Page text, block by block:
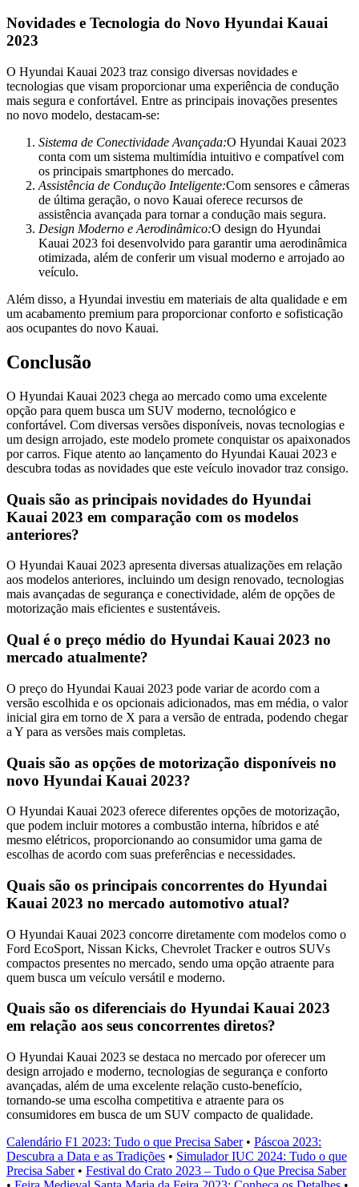
Novidades e Tecnologia do Novo Hyundai Kauai
2023
O Hyundai Kauai 2023 traz consigo diversas novidades e
tecnologias que visam proporcionar uma experiência de condução
mais segura e confortável. Entre as principais inovações presentes
no novo modelo, destacam-se:
Sistema de Conectividade Avançada:O Hyundai Kauai 2023
conta com um sistema multimídia intuitivo e compatível com
os principais smartphones do mercado.
Assistência de Condução Inteligente:Com sensores e câmeras
de última geração, o novo Kauai oferece recursos de
assistência avançada para tornar a condução mais segura.
Design Moderno e Aerodinâmico:O design do Hyundai
Kauai 2023 foi desenvolvido para garantir uma aerodinâmica
otimizada, além de conferir um visual moderno e arrojado ao
veículo.
Além disso, a Hyundai investiu em materiais de alta qualidade e em
um acabamento premium para proporcionar conforto e sofisticação
aos ocupantes do novo Kauai.
Conclusão
O Hyundai Kauai 2023 chega ao mercado como uma excelente
opção para quem busca um SUV moderno, tecnológico e
confortável. Com diversas versões disponíveis, novas tecnologias e
um design arrojado, este modelo promete conquistar os apaixonados
por carros. Fique atento ao lançamento do Hyundai Kauai 2023 e
descubra todas as novidades que este veículo inovador traz consigo.
Quais são as principais novidades do Hyundai
Kauai 2023 em comparação com os modelos
anteriores?
O Hyundai Kauai 2023 apresenta diversas atualizações em relação
aos modelos anteriores, incluindo um design renovado, tecnologias
mais avançadas de segurança e conectividade, além de opções de
motorização mais eficientes e sustentáveis.
Qual é o preço médio do Hyundai Kauai 2023 no
mercado atualmente?
O preço do Hyundai Kauai 2023 pode variar de acordo com a
versão escolhida e os opcionais adicionados, mas em média, o valor
inicial gira em torno de X para a versão de entrada, podendo chegar
a Y para as versões mais completas.
Quais são as opções de motorização disponíveis no
novo Hyundai Kauai 2023?
O Hyundai Kauai 2023 oferece diferentes opções de motorização,
que podem incluir motores a combustão interna, híbridos e até
mesmo elétricos, proporcionando ao consumidor uma gama de
escolhas de acordo com suas preferências e necessidades.
Quais são os principais concorrentes do Hyundai
Kauai 2023 no mercado automotivo atual?
O Hyundai Kauai 2023 concorre diretamente com modelos como o
Ford EcoSport, Nissan Kicks, Chevrolet Tracker e outros SUVs
compactos presentes no mercado, sendo uma opção atraente para
quem busca um veículo versátil e moderno.
Quais são os diferenciais do Hyundai Kauai 2023
em relação aos seus concorrentes diretos?
O Hyundai Kauai 2023 se destaca no mercado por oferecer um
design arrojado e moderno, tecnologias de segurança e conforto
avançadas, além de uma excelente relação custo-benefício,
tornando-se uma escolha competitiva e atraente para os
consumidores em busca de um SUV compacto de qualidade.
Calendário F1 2023: Tudo o que Precisa Saber• Páscoa 2023:
Descubra a Data e as Tradições • Simulador IUC 2024: Tudo o que
Precisa Saber• Festival do Crato 2023 – Tudo o Que Precisa Saber